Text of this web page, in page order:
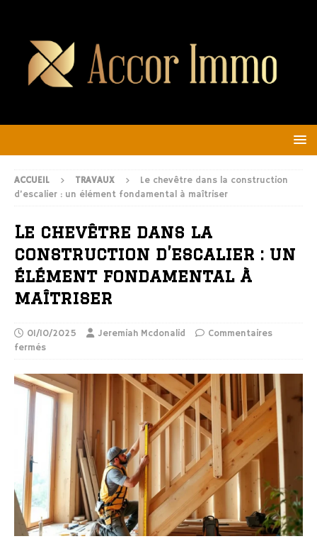
ACCUEIL TRAVAUX
Le chevêtre dans la construction
d’escalier : un élément fondamental à maîtriser
Le chevêtre dans la
construction d’escalier : un
élément fondamental à
maîtriser
01/10/2025 Jeremiah Mcdonalid
Commentaires
fermés